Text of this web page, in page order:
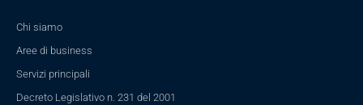
Chi siamo
Aree di business
Servizi principali
Decreto Legislativo n. 231 del 2001